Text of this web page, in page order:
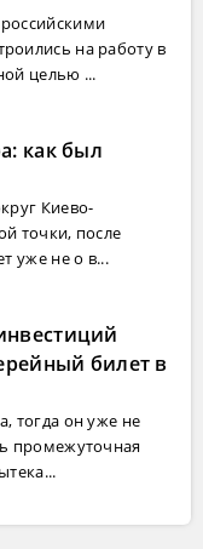
на работу в
целью ...
как был
Киево-
точки, после
уже не о в...
билет в
тогда он уже не
промежуточная